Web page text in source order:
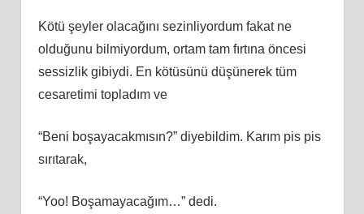
Kötü şeyler olacağını sezinliyordum fakat ne
olduğunu bilmiyordum, ortam tam fırtına öncesi
sessizlik gibiydi. En kötüsünü düşünerek tüm
cesaretimi topladım ve
“Beni boşayacakmısın?” diyebildim. Karım pis pis
sırıtarak,
“Yoo! Boşamayacağım…” dedi.